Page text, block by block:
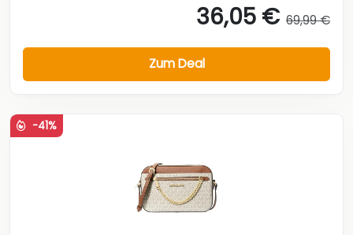
36,05 € 69,99 €
Zum Deal
-41%